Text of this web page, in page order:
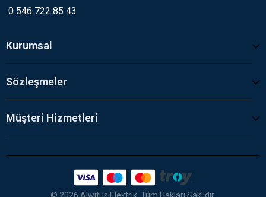
0 546 722 85 43
Kurumsal
Sözleşmeler
Müşteri Hizmetleri